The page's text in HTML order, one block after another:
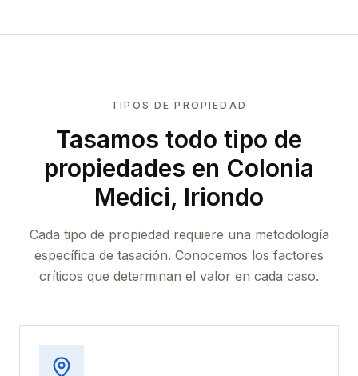
TIPOS DE PROPIEDAD
Tasamos todo tipo de
propiedades en Colonia
Medici, Iriondo
Cada tipo de propiedad requiere una metodología
específica de tasación. Conocemos los factores
críticos que determinan el valor en cada caso.